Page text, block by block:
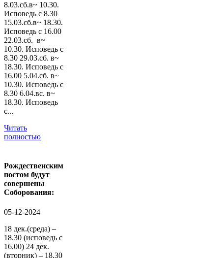
8.03.сб.в~ 10.30.
Исповедь с 8.30
15.03.сб.в~ 18.30.
Исповедь с 16.00
22.03.сб. в~
10.30. Исповедь с
8.30 29.03.сб. в~
18.30. Исповедь с
16.00 5.04.сб. в~
10.30. Исповедь с
8.30 6.04.вс. в~
18.30. Исповедь
с...
Читать
полностью
Рождественским
постом будут
совершены
Соборования:
05-12-2024
18 дек.(среда) –
18.30 (исповедь с
16.00) 24 дек.
(вторник) – 18.30